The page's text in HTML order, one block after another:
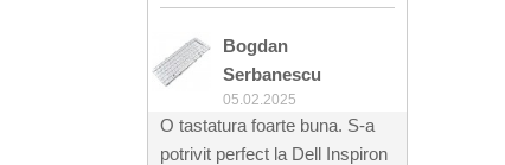
Bogdan
Serbanescu
05.02.2025
O tastatura foarte buna. S-a
potrivit perfect la Dell Inspiron